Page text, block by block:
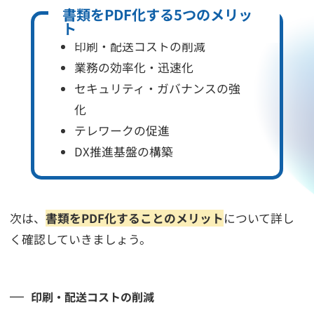
書類をPDF化する5つのメリッ
ト
印刷・配送コストの削減
業務の効率化・迅速化
セキュリティ・ガバナンスの強
化
テレワークの促進
DX推進基盤の構築
次は、 書類をPDF化することのメリットについて詳し
く確認していきましょう。
印刷・配送コストの削減